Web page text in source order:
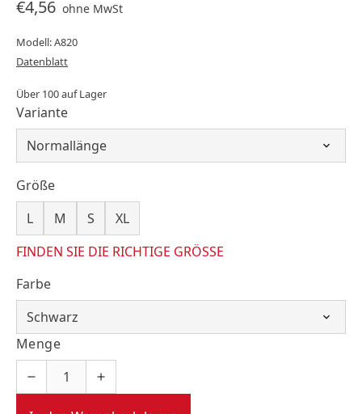
€4,56 ohne MwSt
Modell: A820
Datenblatt
Über 100 auf Lager
Variante
Größe
L
M S
XL
FINDEN SIE DIE RICHTIGE GRÖSSE
Farbe
Menge